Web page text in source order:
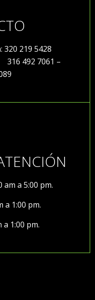
219 5428
492 7061 –
am a 5:00 pm.
a 1:00 pm.
a 1:00 pm.